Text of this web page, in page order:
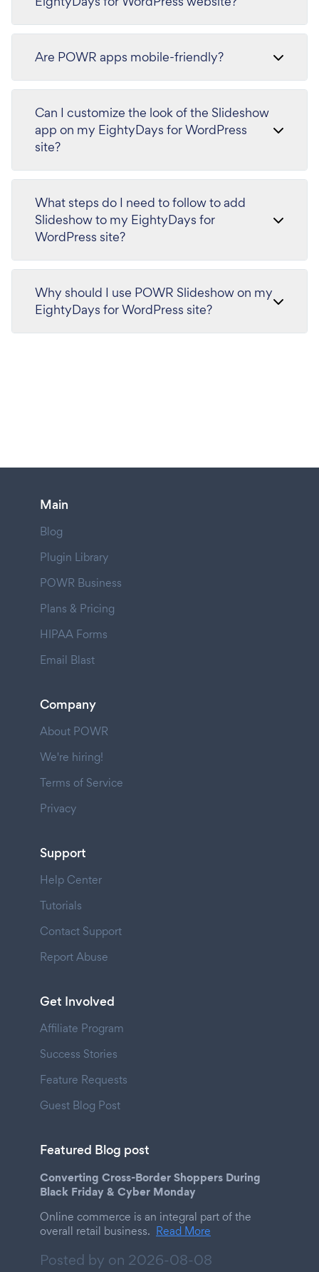
Are POWR apps mobile-friendly?
Can I customize the look of the Slideshow
app on my EightyDays for WordPress
site?
What steps do I need to follow to add
Slideshow to my EightyDays for
WordPress site?
Why should I use POWR Slideshow on my
EightyDays for WordPress site?
Main
Blog
Plugin Library
POWR Business
Plans & Pricing
HIPAA Forms
Email Blast
Company
About POWR
We're hiring!
Terms of Service
Privacy
Support
Help Center
Tutorials
Contact Support
Report Abuse
Get Involved
Affiliate Program
Success Stories
Feature Requests
Guest Blog Post
Featured Blog post
Converting Cross-Border Shoppers During
Black Friday & Cyber Monday
Online commerce is an integral part of the
overall retail business. Read More
Posted by on 2026-08-08